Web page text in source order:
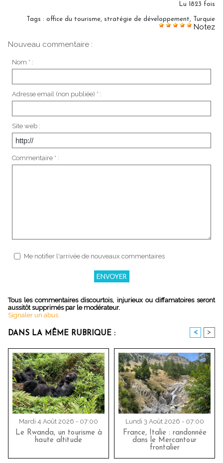
Lu 1823 fois
Tags : office du tourisme, stratégie de développement, Turquie
Notez
Nouveau commentaire :
Nom * :
Adresse email (non publiée) * :
Site web :
Commentaire * :
Me notifier l'arrivée de nouveaux commentaires
Tous les commentaires discourtois, injurieux ou diffamatoires seront
aussitôt supprimés par le modérateur.
Signaler un abus
DANS LA MÊME RUBRIQUE : < >
Mardi 4 Août 2026 - 07:00
Le Rwanda, un tourisme à
haute altitude
Lundi 3 Août 2026 - 07:00
France, Italie : randonnée
dans le Mercantour
frontalier